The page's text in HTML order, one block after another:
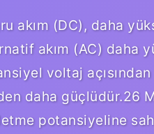
akım (DC), daha
akım (AC) daha
voltaj
daha güçlüdür.26
potansiyeline